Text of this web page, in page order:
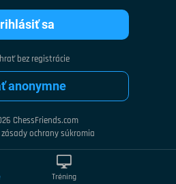
sa
bez registrácie
anonymne
ChessFriends.com
ochrany súkromia
Tréning